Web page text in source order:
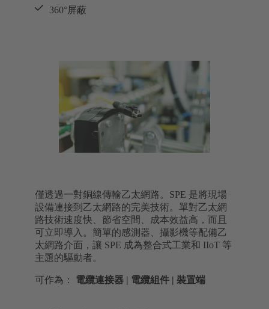
360°屏蔽
僅透過一對銅線傳輸乙太網路。SPE 是將現場
設備連接到乙太網路的完美技術。單對乙太網
路技術速度快、節省空間、成本效益高，而且
可立即導入。簡單的感測器、攝影機等配備乙
太網路介面，讓 SPE 成為整合式工業和 IIoT 等
主題的驅動者。
可作為： 電纜連接器 | 電纜組件 | 裝置端